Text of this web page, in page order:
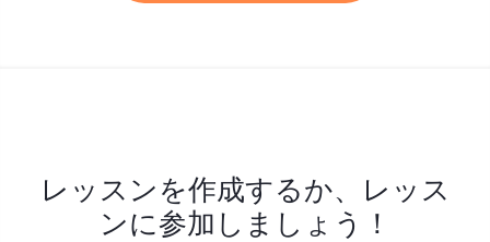
レッスンを作成するか、レッス
ンに参加しましょう！